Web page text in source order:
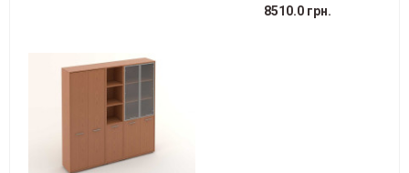
8510.0 грн.